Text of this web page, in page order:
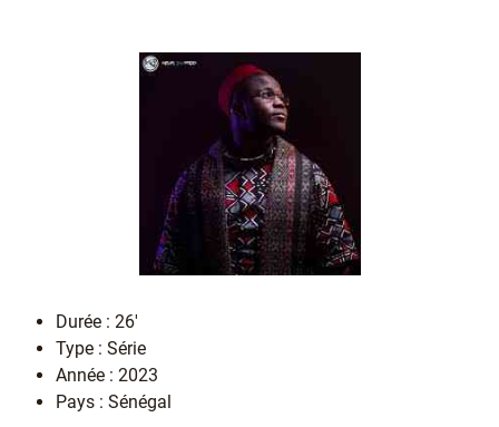
Durée : 26'
Type : Série
Année : 2023
Pays : Sénégal